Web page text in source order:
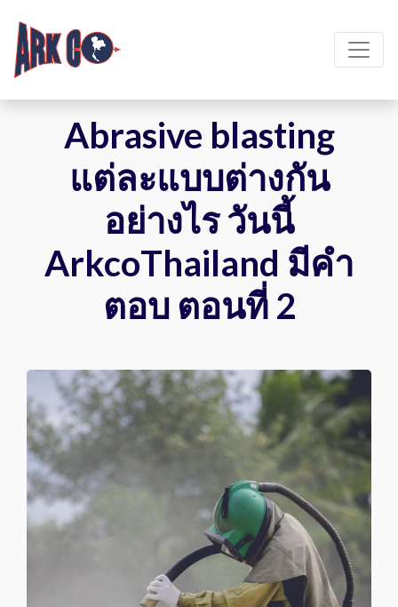
Abrasive blasting
แต่ละแบบต่างกัน
อย่างไร วันนี้
ArkcoThailand มีคำ
ตอบ ตอนที่ 2